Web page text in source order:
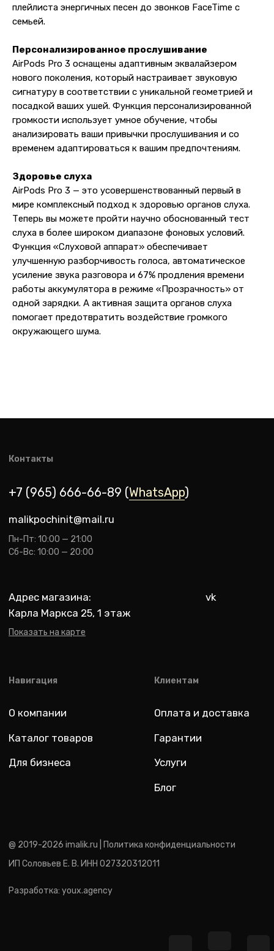
плейлиста энергичных песен до звонков FaceTime с
семьей.
Персонализированное прослушивание
AirPods Pro 3 оснащены адаптивным эквалайзером
нового поколения, который настраивает звуковую
сигнатуру в соответствии с уникальной геометрией и
посадкой ваших ушей. Функция персонализированной
громкости использует умное обучение, чтобы
анализировать ваши привычки прослушивания и со
временем адаптироваться к вашим предпочтениям.
Здоровье слуха
AirPods Pro 3 — это усовершенствованный первый в
мире комплексный подход к здоровью органов слуха.
Теперь вы можете пройти научно обоснованный тест
слуха в более широком диапазоне фоновых условий.
Функция «Слуховой аппарат» обеспечивает
улучшенную разборчивость голоса, автоматическое
усиление звука разговора и 67% продления времени
работы аккумулятора в режиме «Прозрачность» от
одной зарядки. А активная защита органов слуха
помогает предотвратить воздействие громкого
окружающего шума.
Клиентам
Гарантии
Блог
+7 (965) 666-66-89( WhatsАpp)
Оплата и доставка
Адрес магазина:
Показать на карте
malikpochinit@mail.ru
Пн-Пт: 10:00 — 21:00
Сб-Вс: 10:00 — 20:00
vk
Контакты
Навигация
Каталог товаров
Для бизнеса
О компании